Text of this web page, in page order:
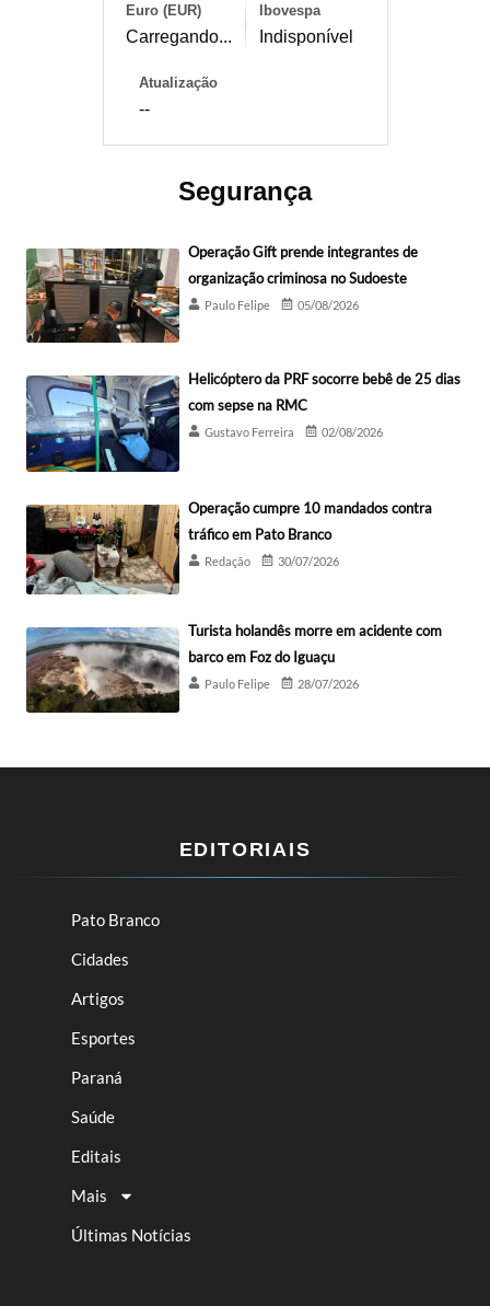
Euro (EUR)
Carregando...
Ibovespa
Indisponível
Atualização
--
Segurança
Operação Gift prende integrantes de
organização criminosa no Sudoeste
Paulo Felipe 05/08/2026
Helicóptero da PRF socorre bebê de 25 dias
com sepse na RMC
Gustavo Ferreira 02/08/2026
Operação cumpre 10 mandados contra
tráfico em Pato Branco
Redação 30/07/2026
Turista holandês morre em acidente com
barco em Foz do Iguaçu
Paulo Felipe 28/07/2026
EDITORIAIS
Pato Branco
Cidades
Artigos
Esportes
Paraná
Saúde
Editais
Mais
Últimas Notícias